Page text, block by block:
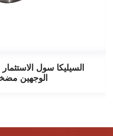
السيليكا سول
الوجهين